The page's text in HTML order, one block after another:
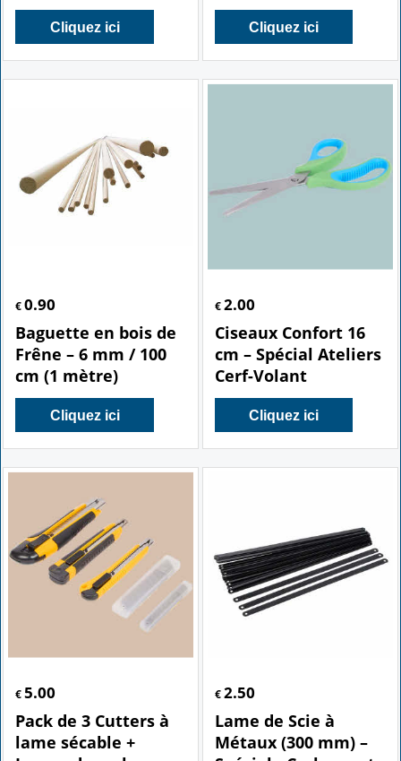
Cliquez ici Cliquez ici
€ 0.90
Baguette en bois de
Frêne – 6 mm / 100
cm (1 mètre)
Cliquez ici
€2.00
Ciseaux Confort 16
cm – Spécial Ateliers
Cerf-Volant
Cliquez ici
€ 5.00
Pack de 3 Cutters à
lame sécable +
€2.50
Lame de Scie à
Métaux (300 mm) –